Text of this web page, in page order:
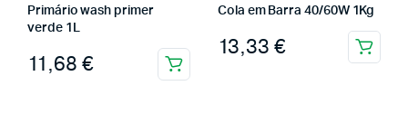
Primário wash primer
verde 1L
11,68 €
Cola em Barra 40/60W 1Kg
13,33 €